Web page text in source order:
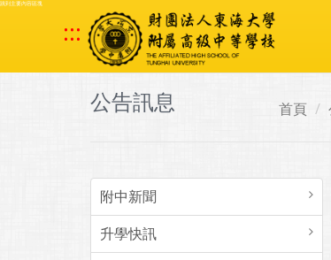
跳到主要內容區塊
:::
公告訊息 首頁
附中新聞
升學快訊